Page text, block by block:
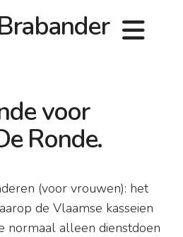
voor
Ronde.
(voor vrouwen): het
de Vlaamse kasseien
normaal alleen dienstdoen